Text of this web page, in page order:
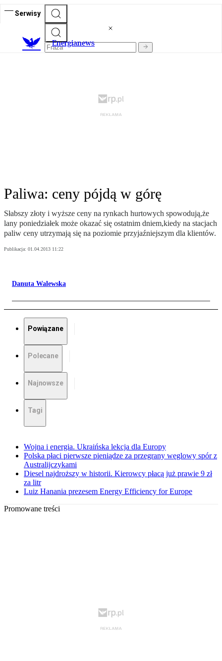
Serwisy
Energianews
Paliwa: ceny pójdą w górę
Słabszy złoty i wyższe ceny na rynkach hurtowych spowodują,że
lany poniedziałek może okazać się ostatnim dniem,kiedy na stacjach
paliw ceny utrzymają się na poziomie przyjaźniejszym dla klientów.
Publikacja: 01.04.2013 11:22
Danuta Walewska
Powiązane
Polecane
Najnowsze
Tagi
Wojna i energia. Ukraińska lekcja dla Europy
Polska płaci pierwsze pieniądze za przegrany węglowy spór z
Australijczykami
Diesel najdroższy w historii. Kierowcy płacą już prawie 9 zł
za litr
Luiz Hanania prezesem Energy Efficiency for Europe
Promowane treści